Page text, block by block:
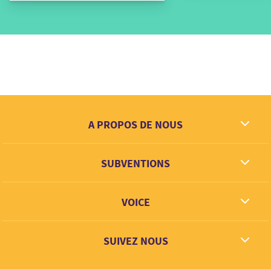
A PROPOS DE NOUS
Contact
SUBVENTIONS
VOICE
SUIVEZ NOUS